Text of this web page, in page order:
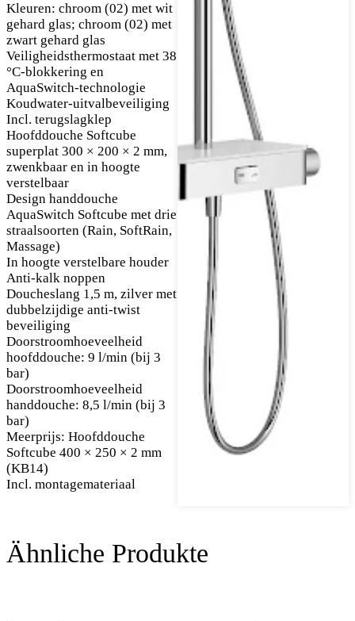
Kleuren: chroom (02) met wit
gehard glas; chroom (02) met
zwart gehard glas
Veiligheidsthermostaat met 38
°C-blokkering en
AquaSwitch-technologie
Koudwater-uitvalbeveiliging
Incl. terugslagklep
Hoofddouche Softcube
superplat 300 × 200 × 2 mm,
zwenkbaar en in hoogte
verstelbaar
Design handdouche
AquaSwitch Softcube met drie
straalsoorten (Rain, SoftRain,
Massage)
In hoogte verstelbare houder
Anti-kalk noppen
Doucheslang 1,5 m, zilver met
dubbelzijdige anti-twist
beveiliging
Doorstroomhoeveelheid
hoofddouche: 9 l/min (bij 3
bar)
Doorstroomhoeveelheid
handdouche: 8,5 l/min (bij 3
bar)
Meerprijs: Hoofddouche
Softcube 400 × 250 × 2 mm
(KB14)
Incl. montagemateriaal
Ähnliche Produkte